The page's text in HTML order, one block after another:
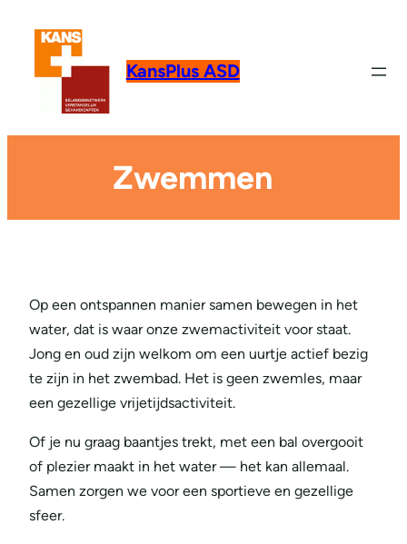
KansPlus ASD
Zwemmen
Op een ontspannen manier samen bewegen in het
water, dat is waar onze zwemactiviteit voor staat.
Jong en oud zijn welkom om een uurtje actief bezig
te zijn in het zwembad. Het is geen zwemles, maar
een gezellige vrijetijdsactiviteit.
Of je nu graag baantjes trekt, met een bal overgooit
of plezier maakt in het water — het kan allemaal.
Samen zorgen we voor een sportieve en gezellige
sfeer.